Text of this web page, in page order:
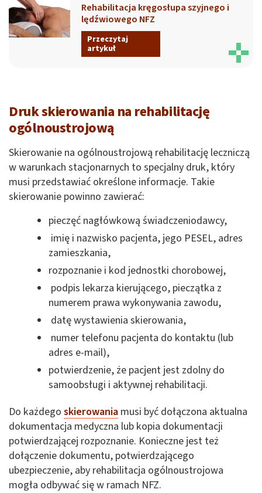
Rehabilitacja kręgosłupa szyjnego i
lędźwiowego NFZ
Przeczytaj
artykuł
Druk skierowania na rehabilitację
ogólnoustrojową
Skierowanie na ogólnoustrojową rehabilitację leczniczą
w warunkach stacjonarnych to specjalny druk, który
musi przedstawiać określone informacje. Takie
skierowanie powinno zawierać:
pieczęć nagłówkową świadczeniodawcy,
imię i nazwisko pacjenta, jego PESEL, adres
zamieszkania,
rozpoznanie i kod jednostki chorobowej,
podpis lekarza kierującego, pieczątka z
numerem prawa wykonywania zawodu,
datę wystawienia skierowania,
numer telefonu pacjenta do kontaktu (lub
adres e-mail),
potwierdzenie, że pacjent jest zdolny do
samoobsługi i aktywnej rehabilitacji.
Do każdego skierowania musi być dołączona aktualna
dokumentacja medyczna lub kopia dokumentacji
potwierdzającej rozpoznanie. Konieczne jest też
dołączenie dokumentu, potwierdzającego
ubezpieczenie, aby rehabilitacja ogólnoustrojowa
mogła odbywać się w ramach NFZ.